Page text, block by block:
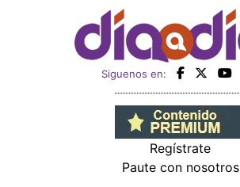
Siguenos en:
Regístrate
Paute con nosotros